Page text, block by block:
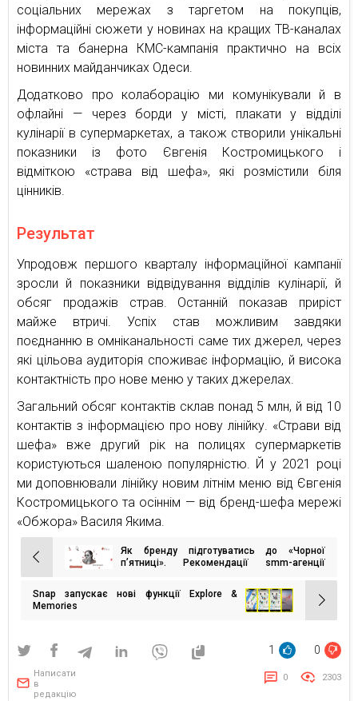
соціальних мережах з таргетом на покупців,
інформаційні сюжети у новинах на кращих ТВ-каналах
міста та банерна КМС-кампанія практично на всіх
новинних майданчиках Одеси.
Додатково про колаборацію ми комунікували й в
офлайні — через борди у місті, плакати у відділі
кулінарії в супермаркетах, а також створили унікальні
показники із фото Євгенія Костромицького і
відміткою «страва від шефа», які розмістили біля
цінників.
Результат
Упродовж першого кварталу інформаційної кампанії
зросли й показники відвідування відділів кулінарії, й
обсяг продажів страв. Останній показав приріст
майже втричі. Успіх став можливим завдяки
поєднанню в омніканальності саме тих джерел, через
які цільова аудиторія споживає інформацію, й висока
контактність про нове меню у таких джерелах.
Загальний обсяг контактів склав понад 5 млн, й від 10
контактів з інформацією про нову лінійку. «Страви від
шефа» вже другий рік на полицях супермаркетів
користуються шаленою популярністю. Й у 2021 році
ми доповнювали лінійку новим літнім меню від Євгенія
Костромицького та осіннім — від бренд-шефа мережі
«Обжора» Василя Якима.
Навігація
записів
Як бренду підготуватись до «Чорної
п’ятниці». Рекомендації smm-агенції
Snap запускає нові функції Explore &
Memories
1 0
Написати
в
редакцію
0 2303